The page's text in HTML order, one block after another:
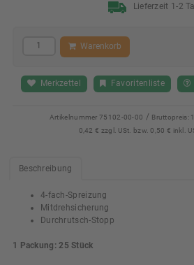
Lieferzeit 1-2
Warenkorb
Merkzettel Favoritenliste
Artikelnummer75102-00-00 / Bruttopreis:
0,42 € zzgl. USt. bzw. 0,50 € inkl.
Beschreibung
4-fach-Spreizung
Mitdrehsicherung
Durchrutsch-Stopp
1 Packung: 25 Stück